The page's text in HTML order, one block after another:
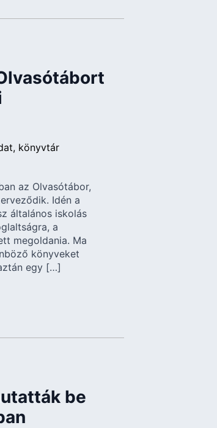
könyvtár
az Olvasótábor,
Idén a
általános iskolás
a
megoldania. Ma
könyveket
egy […]
be